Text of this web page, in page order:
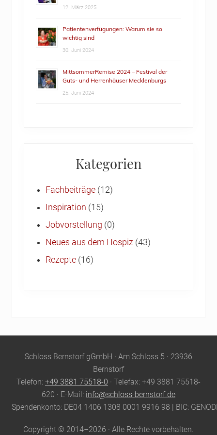
12. März 2025
Patientenverfügungen: Warum sie so
wichtig sind
30. Juni 2024
MittsommerRemise 2024 – Festival der
Guts- und Herrenhäuser Mecklenburgs
25. Juni 2024
Kategorien
Fachbeiträge (12)
Inspiration (15)
Jobvorstellung (0)
Neues aus dem Hospiz (43)
Rezepte (16)
SiteSchloss Bernstorf gGmbH · Am Schloss 5 · 23936
Bernstorf
Telefon: +49 3881 75518-0 · Telefax: +49 3881 75518-
620 · E-Mail: info@schloss-bernstorf.de
Spendenkonto: DE04 1406 1308 0001 9916 98 | BIC:
Copyright © 2014–2026 · Alle Rechte vorbehalten.